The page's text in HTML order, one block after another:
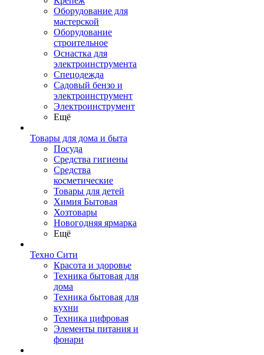
Оборудование для
мастерской
Оборудование
строительное
Оснастка для
электроинструмента
Спецодежда
Садовый бензо и
электроинструмент
Электроинструмент
Ещё
Товары для дома и быта
Посуда
Средства гигиены
Средства
косметические
Товары для детей
Химия Бытовая
Хозтовары
Новогодняя ярмарка
Ещё
Техно Сити
Красота и здоровье
Техника бытовая для
дома
Техника бытовая для
кухни
Техника цифровая
Элементы питания и
фонари